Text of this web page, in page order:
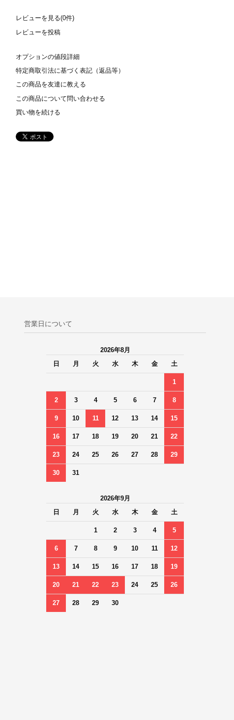
レビューを見る(0件)
レビューを投稿
オプションの値段詳細
特定商取引法に基づく表記（返品等）
この商品を友達に教える
この商品について問い合わせる
買い物を続ける
営業日について
2026年8月
日
月 火 水 木 金 土
1
2 3 4 5 6 7 8
9 10 11 12 13 14 15
16 17 18 19 20 21 22
23 24 25 26 27 28 29
30 31
2026年9月
日
月 火 水 木 金 土
1 2 3 4 5
6 7 8 9 10 11 12
13 14 15 16 17 18 19
20 21 22 23 24 25 26
27 28 29 30